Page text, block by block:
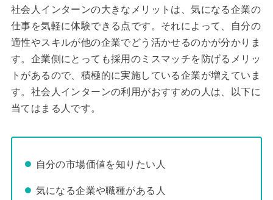
社会人インターンの大きなメリットは、気になる企業の
仕事を気軽に体験できる点です。それによって、自分の
適性やスキルが他の企業でどう活かせるのかが分かりま
す。企業側にとっても採用のミスマッチを防げるメリッ
トがあるので、積極的に実施している企業が増えていま
す。社会人インターンの利用がおすすめの人は、以下に
当てはまる人です。
自分の市場価値を知りたい人
気になる企業や職種がある人